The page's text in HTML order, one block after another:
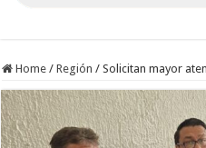
Home / Región / Solicitan mayor